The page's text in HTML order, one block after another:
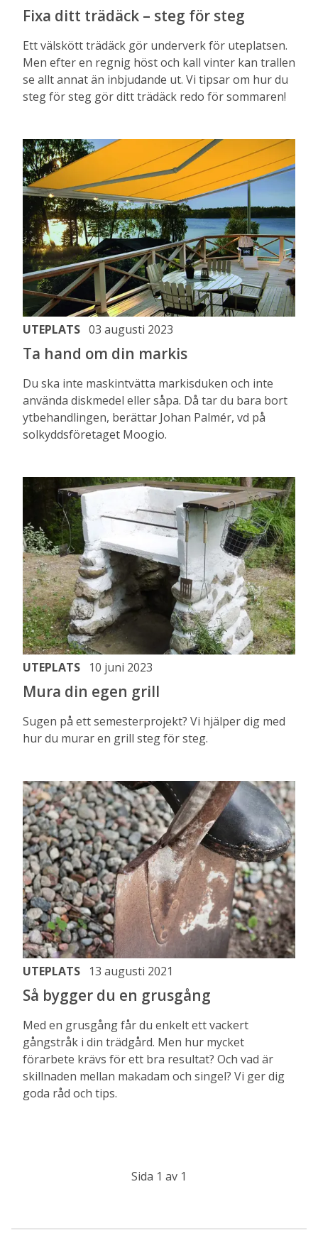
Fixa ditt trädäck – steg för steg
Ett välskött trädäck gör underverk för uteplatsen.
Men efter en regnig höst och kall vinter kan trallen
se allt annat än inbjudande ut. Vi tipsar om hur du
steg för steg gör ditt trädäck redo för sommaren!
UTEPLATS 03 augusti 2023
Ta hand om din markis
Du ska inte maskintvätta markisduken och inte
använda diskmedel eller såpa. Då tar du bara bort
ytbehandlingen, berättar Johan Palmér, vd på
solkyddsföretaget Moogio.
UTEPLATS 10 juni 2023
Mura din egen grill
Sugen på ett semesterprojekt? Vi hjälper dig med
hur du murar en grill steg för steg.
UTEPLATS 13 augusti 2021
Så bygger du en grusgång
Med en grusgång får du enkelt ett vackert
gångstråk i din trädgård. Men hur mycket
förarbete krävs för ett bra resultat? Och vad är
skillnaden mellan makadam och singel? Vi ger dig
goda råd och tips.
Sida 1 av 1